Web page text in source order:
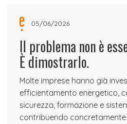
05/06/2026
Il problema non è
È dimostrarlo.
Molte imprese hanno già
efficientamento energetico,
sicurezza, formazione e
contribuendo